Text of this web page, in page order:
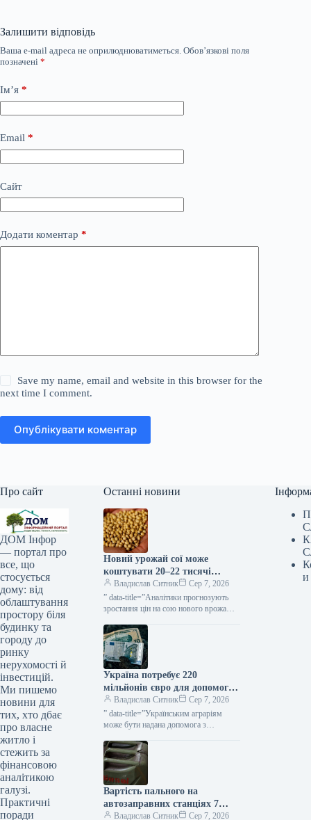
Залишити відповідь
Ваша e-mail адреса не оприлюднюватиметься. Обов’язкові поля
позначені *
Ім’я *
Email *
Сайт
Додати коментар *
Save my name, email and website in this browser for the
next time I comment.
Опублікувати коментар
Про сайт
ДОМ Інфор
— портал про
все, що
стосується
дому: від
облаштування
простору біля
будинку та
городу до
ринку
нерухомості й
інвестицій.
Ми пишемо
новини для
тих, хто дбає
про власне
житло і
стежить за
фінансовою
аналітикою
галузі.
Практичні
поради
Останні новини
Новий урожай сої може
коштувати 20–22 тисячі
гривень за тонну —
прогнозують аналітики —
КУРКУЛЬ
Владислав Ситник
Сер 7, 2026
” data-title=”Аналітики прогнозують
зростання цін на сою нового врожаю у
Україна потребує 220
мільйонів євро для допомоги
аграріям до початку осінніх
робіт — КУРКУЛЬ
Владислав Ситник
Сер 7, 2026
” data-title=”Українським аграріям
може бути надана допомога з
Вартість пального на
автозаправних станціях 7
серпня — КУРКУЛЬ
Владислав Ситник Сер 7, 2026
и